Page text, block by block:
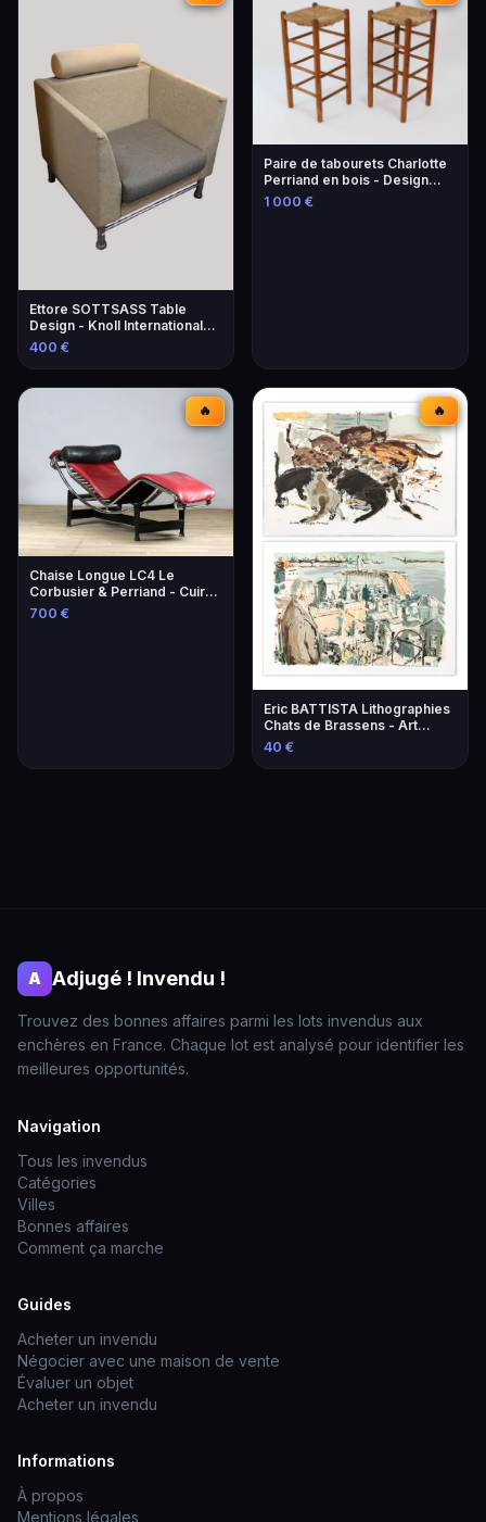
Ettore SOTTSASS Table
Design - Knoll International
Éditeur
400 €
Paire de tabourets Charlotte
Perriand en bois - Design
iconique
1 000 €
🔥
Chaise Longue LC4 Le
Corbusier & Perriand - Cuir
Lie-de-Vin
700 €
🔥
Eric BATTISTA Lithographies
Chats de Brassens - Art
Contemporain
40 €
A Adjugé ! Invendu !
Trouvez des bonnes affaires parmi les lots invendus aux
enchères en France. Chaque lot est analysé pour identifier les
meilleures opportunités.
Navigation
Tous les invendus
Catégories
Villes
Bonnes affaires
Comment ça marche
Guides
Acheter un invendu
Négocier avec une maison de vente
Évaluer un objet
Acheter un invendu
Informations
À propos
Mentions légales